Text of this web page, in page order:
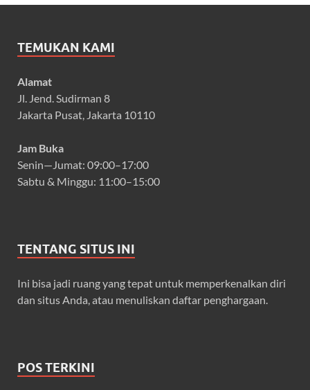
TEMUKAN KAMI
Alamat
Jl. Jend. Sudirman 8
Jakarta Pusat, Jakarta 10110
Jam Buka
Senin—Jumat: 09:00–17:00
Sabtu & Minggu: 11:00–15:00
TENTANG SITUS INI
Ini bisa jadi ruang yang tepat untuk memperkenalkan diri
dan situs Anda, atau menuliskan daftar penghargaan.
POS TERKINI